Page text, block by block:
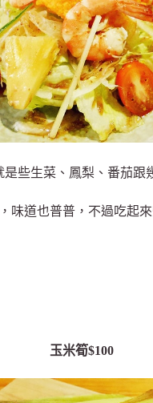
是些生菜、鳳梨、番茄跟
味道也普普， 不過吃起
玉米筍$100